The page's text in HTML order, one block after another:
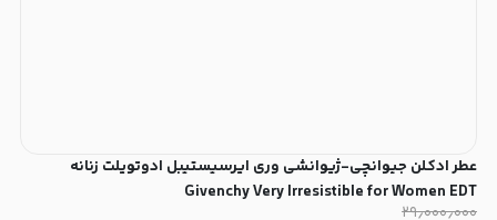
عطر ادکلن جیوانچی-ژیوانشی وری ایرسیستیبل ادوتویلت زنانه
Givenchy Very Irresistible for Women EDT
۲۹٫۰۰۰٫۰۰۰